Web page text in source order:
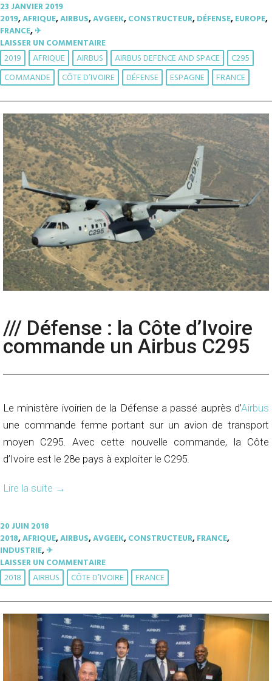
23 JANVIER 2019
2019,AFRIQUE,AIRBUS,AVGEEK,CONSTRUCTEUR,DÉFENSE,EUROPE,
FRANCE,✈︎
LAISSER UN COMMENTAIRE
2019 AFRIQUE AIRBUS AIRBUS DEFENCE AND SPACE
C295
COMMANDE
CÔTE D’IVOIRE DÉFENSE ESPAGNE FRANCE
/// Défense : la Côte d’Ivoire
commande un Airbus C295
Le ministère ivoirien de la Défense a passé auprès d’Airbus
une commande ferme portant sur un avion de transport
moyen C295. Avec cette nouvelle commande, la Côte
d’Ivoire est le 28e pays à exploiter le C295.
Lire la suite →
20 JUIN 2018
2018,AFRIQUE,AIRBUS,AVGEEK,CONSTRUCTEUR,FRANCE,
INDUSTRIE,✈︎
LAISSER UN COMMENTAIRE
2018 AIRBUS CÔTE D’IVOIRE FRANCE